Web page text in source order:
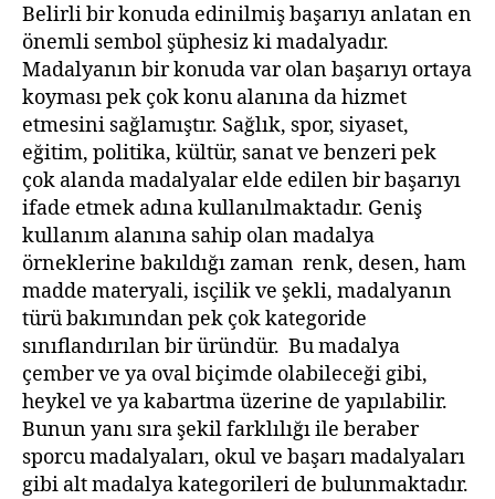
Belirli bir konuda edinilmiş başarıyı anlatan en
önemli sembol şüphesiz ki madalyadır.
Madalyanın bir konuda var olan başarıyı ortaya
koyması pek çok konu alanına da hizmet
etmesini sağlamıştır. Sağlık, spor, siyaset,
eğitim, politika, kültür, sanat ve benzeri pek
çok alanda madalyalar elde edilen bir başarıyı
ifade etmek adına kullanılmaktadır. Geniş
kullanım alanına sahip olan madalya
örneklerine bakıldığı zaman renk, desen, ham
madde materyali, isçilik ve şekli, madalyanın
türü bakımından pek çok kategoride
sınıflandırılan bir üründür. Bu madalya
çember ve ya oval biçimde olabileceği gibi,
heykel ve ya kabartma üzerine de yapılabilir.
Bunun yanı sıra şekil farklılığı ile beraber
sporcu madalyaları, okul ve başarı madalyaları
gibi alt madalya kategorileri de bulunmaktadır.